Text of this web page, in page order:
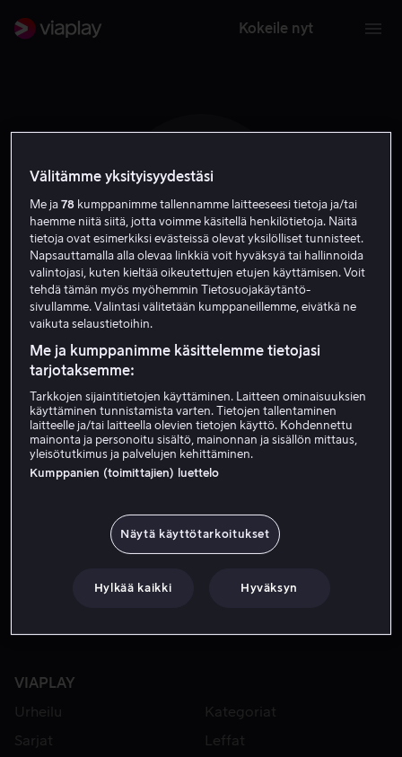
Kokeile nyt
E C
Erno Crisa
VIAPLAY
Urheilu
Kategoriat
Sarjat
Leffat
Välitämme yksityisyydestäsi
Me ja78 kumppanimme tallennamme laitteeseesi tietoja ja/tai
haemme niitä siitä, jotta voimme käsitellä henkilötietoja. Näitä
tietoja ovat esimerkiksi evästeissä olevat yksilölliset tunnisteet.
Napsauttamalla alla olevaa linkkiä voit hyväksyä tai hallinnoida
valintojasi, kuten kieltää oikeutettujen etujen käyttämisen. Voit
tehdä tämän myös myöhemmin Tietosuojakäytäntö-
sivullamme. Valintasi välitetään kumppaneillemme, eivätkä ne
vaikuta selaustietoihin.
Me ja kumppanimme käsittelemme tietojasi
tarjotaksemme:
Tarkkojen sijaintitietojen käyttäminen. Laitteen ominaisuuksien
käyttäminen tunnistamista varten. Tietojen tallentaminen
laitteelle ja/tai laitteella olevien tietojen käyttö. Kohdennettu
mainonta ja personoitu sisältö, mainonnan ja sisällön mittaus,
yleisötutkimus ja palvelujen kehittäminen.
Kumppanien (toimittajien) luettelo
Näytä käyttötarkoitukset
Hylkää kaikki Hyväksyn